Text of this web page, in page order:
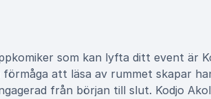
som kan lyfta ditt event är
att läsa av rummet skapar
från början till slut. Kodjo